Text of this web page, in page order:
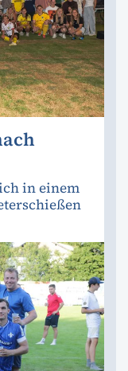
in einem